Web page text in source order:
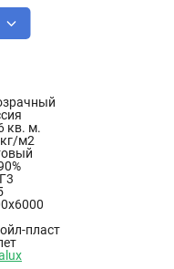
стабильность
интервале
и 2100х12000 мм
кв. м.
м2
пласт